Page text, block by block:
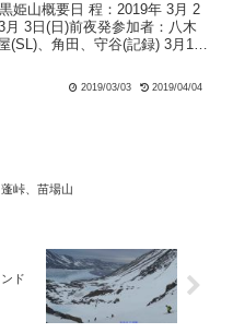
姫山概要日 程：2019年 3月 2
月 3日(日)前夜発参加者：八木
(SL)、角田、守谷(記録) 3月1日
早朝出発が求めら...
2019/03/03 2019/04/04
峠、苗場山
ド